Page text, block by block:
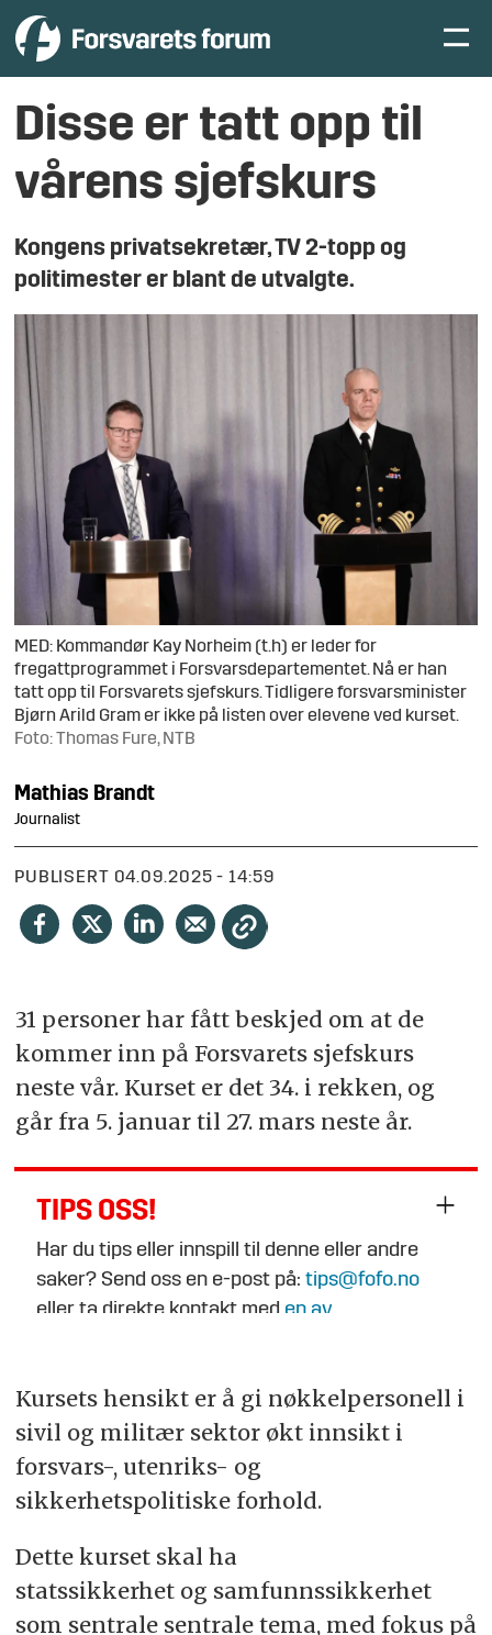
Disse er tatt opp til
vårens sjefskurs
Kongens privatsekretær, TV 2-topp og
politimester er blant de utvalgte.
MED: Kommandør Kay Norheim (t.h) er leder for
fregattprogrammet i Forsvarsdepartementet. Nå er han
tatt opp til Forsvarets sjefskurs. Tidligere forsvarsminister
Bjørn Arild Gram er ikke på listen over elevene ved kurset.
Foto: Thomas Fure, NTB
Mathias Brandt
Journalist
PUBLISERT 04.09.2025 - 14:59
31 personer har fått beskjed om at de
kommer inn på Forsvarets sjefskurs
neste vår. Kurset er det 34. i rekken, og
går fra 5. januar til 27. mars neste år.
TIPS OSS!
Har du tips eller innspill til denne eller andre
saker? Send oss en e-post på:tips@fofo.no
eller ta direkte kontakt med en av
Kursets hensikt er å gi nøkkelpersonell i
sivil og militær sektor økt innsikt i
forsvars-, utenriks- og
sikkerhetspolitiske forhold.
Dette kurset skal ha
statssikkerhet og samfunnssikkerhet
som sentrale sentrale tema, med fokus på